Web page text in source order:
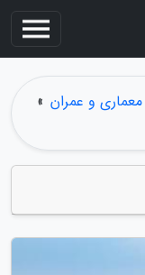
معماری و عمران »